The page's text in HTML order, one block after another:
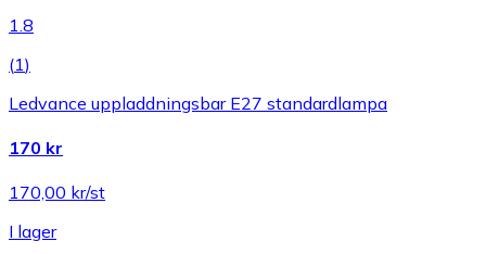
1.8
(1)
Ledvance uppladdningsbar E27 standardlampa
170 kr
170,00 kr/st
I lager